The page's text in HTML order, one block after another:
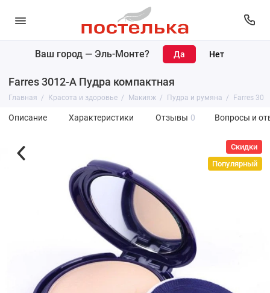
Ваш город — Эль-Монте?
Farres 3012-A Пудра компактная
Главная Красота и здоровье Макияж Пудра и румяна Farres
Описание Характеристики Отзывы 0 Вопросы и
Скидки
Популярный